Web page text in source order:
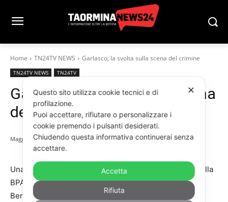
Home TN24TV NEWS Garlasco, la svolta sulla scena del crimine
TN24TV NEWS TN24TV
Garlasco, la svolta sulla scena
del crimine
Maggio 10, 2026
Una nuova scena del crimine sarebbe stata riscritta dalla
BPA affidata al Comandante del RIS di Cagliari Andrea
Berti e dalla consulenza firmata dall’anatomopatologa
✕
Questo sito utilizza cookie tecnici e di
profilazione.
Puoi accettare, rifiutare o personalizzare i
cookie premendo i pulsanti desiderati.
Chiudendo questa informativa continuerai senza
accettare.
Accetta
Rifiuta